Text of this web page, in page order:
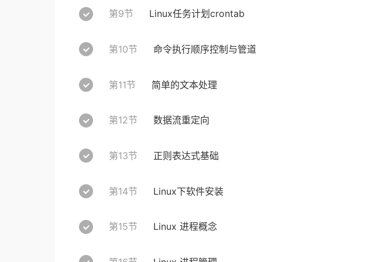
第9节 Linux任务计划crontab
第10节 命令执行顺序控制与管道
第11节 简单的文本处理
第12节 数据流重定向
第13节 正则表达式基础
第14节 Linux下软件安装
第15节 Linux 进程概念